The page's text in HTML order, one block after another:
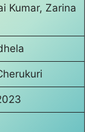
Kumar, Zarina